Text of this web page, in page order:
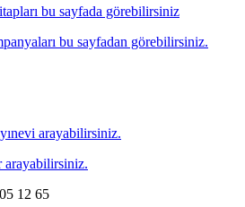
bu sayfada görebilirsiniz
bu sayfadan görebilirsiniz.
arayabilirsiniz.
arayabilirsiniz.
12 65